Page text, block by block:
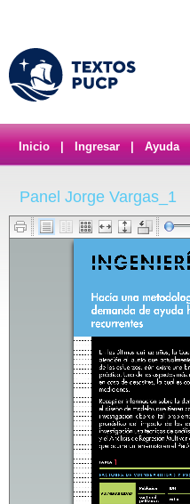
Inicio Ingresar Ayuda
Panel Jorge Vargas_1